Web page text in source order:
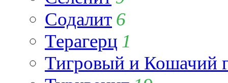
Содалит 6
Терагерц 1
Тигровый и Кошачий